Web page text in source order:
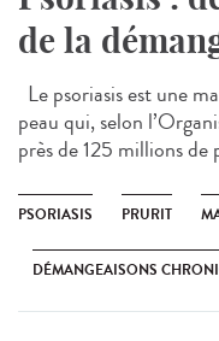
de la
Le psoriasis est une
peau qui, selon
près de 125 millions de
PSORIASIS PRURIT
DÉMANGEAISONS